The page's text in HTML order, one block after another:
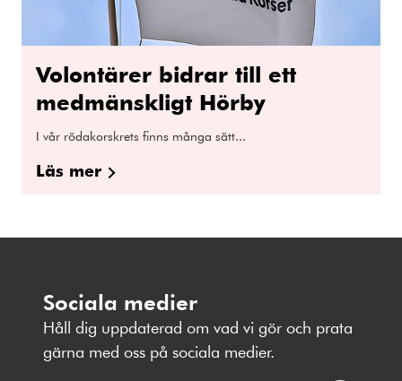
Volontärer bidrar till ett
medmänskligt Hörby
I vår rödakorskrets finns många sätt...
Läs mer
Sociala medier
Håll dig uppdaterad om vad vi gör och prata
gärna med oss på sociala medier.